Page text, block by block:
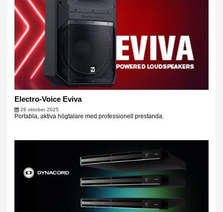
Electro-Voice Eviva
28 oktober 2025
Portabla, aktiva högtalare med professionell prestanda.